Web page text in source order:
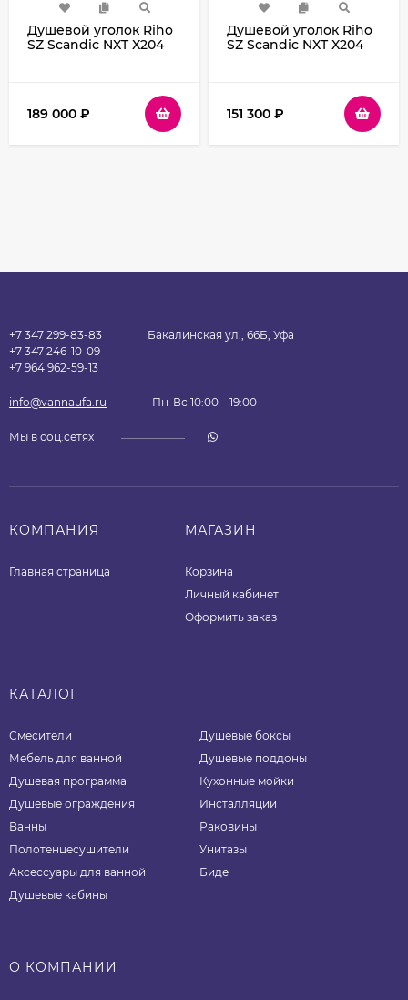
Душевой уголок Riho
SZ Scandic NXT X204
189 000 ₽
Душевой уголок Riho
SZ Scandic NXT X204
151 300 ₽
+7 347 299-83-83
+7 347 246-10-09
+7 964 962-59-13
Бакалинская ул., 66Б, Уфа
info@vannaufa.ru Пн-Вс 10:00—19:00
Мы в соц.сетях
КОМПАНИЯ
Главная страница
МАГАЗИН
Корзина
Личный кабинет
Оформить заказ
КАТАЛОГ
Смесители
Мебель для ванной
Душевая программа
Душевые ограждения
Ванны
Полотенцесушители
Аксессуары для ванной
Душевые кабины
Душевые боксы
Душевые поддоны
Кухонные мойки
Инсталляции
Раковины
Унитазы
Биде
О КОМПАНИИ